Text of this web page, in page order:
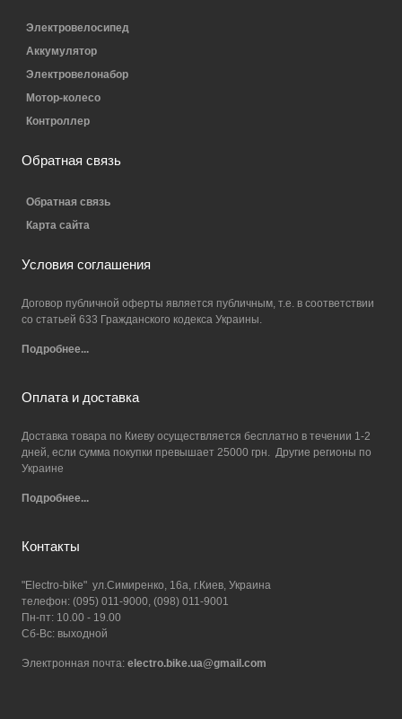
Электровелосипед
Аккумулятор
Электровелонабор
Мотор-колесо
Контроллер
Обратная связь
Обратная связь
Карта сайта
Условия соглашения
Договор публичной оферты является публичным, т.е. в соответствии
со статьей 633 Гражданского кодекса Украины.
Подробнее...
Оплата и доставка
Доставка товара по Киеву осуществляется бесплатно в течении 1-2
дней, если сумма покупки превышает 25000 грн. Другие регионы по
Украине
Подробнее...
Контакты
"Electro-bike" ул.Симиренко, 16а, г.Киев, Украина
телефон: (095) 011-9000, (098) 011-9001
Пн-пт: 10.00 - 19.00
Сб-Вс: выходной
Электронная почта: electro.bike.ua@gmail.com